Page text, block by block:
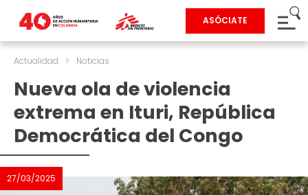
ASÓCIATE
Actualidad > Noticias
Nueva ola de violencia
extrema en Ituri, República
Democrática del Congo
27/03/2025